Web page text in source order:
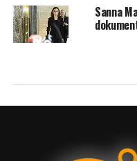
Sanna